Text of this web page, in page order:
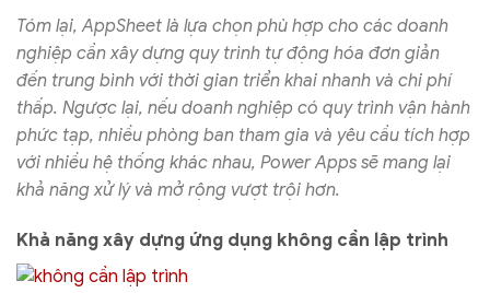
Tóm lại, AppSheet là lựa chọn phù hợp cho các doanh
nghiệp cần xây dựng quy trình tự động hóa đơn giản
đến trung bình với thời gian triển khai nhanh và chi phí
thấp. Ngược lại, nếu doanh nghiệp có quy trình vận hành
phức tạp, nhiều phòng ban tham gia và yêu cầu tích hợp
với nhiều hệ thống khác nhau, Power Apps sẽ mang lại
khả năng xử lý và mở rộng vượt trội hơn.
Khả năng xây dựng ứng dụng không cần lập trình